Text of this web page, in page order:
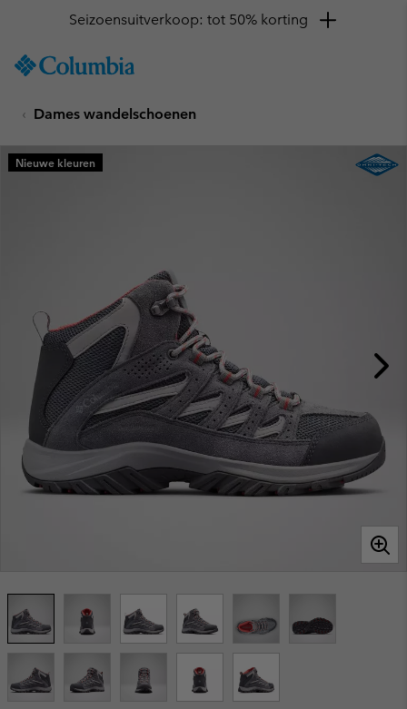
TO
SKIP
MAIN
NAV
Seizoensuitverkoop: tot 50% korting
Dames wandelschoenen
Nieuwe kleuren